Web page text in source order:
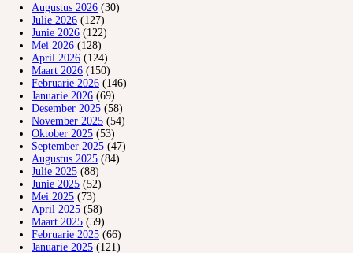
Augustus 2026 (30)
Julie 2026 (127)
Junie 2026 (122)
Mei 2026 (128)
April 2026 (124)
Maart 2026 (150)
Februarie 2026 (146)
Januarie 2026 (69)
Desember 2025 (58)
November 2025 (54)
Oktober 2025 (53)
September 2025 (47)
Augustus 2025 (84)
Julie 2025 (88)
Junie 2025 (52)
Mei 2025 (73)
April 2025 (58)
Maart 2025 (59)
Februarie 2025 (66)
Januarie 2025 (121)